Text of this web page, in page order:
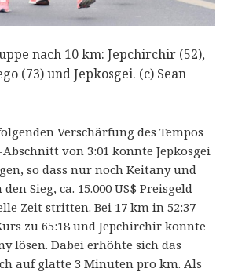
nach 10 km: Jepchirchir (52),
(73) und Jepkosgei. (c) Sean
Verschärfung des Tempos
von 3:01 konnte Jepkosgei
so dass nur noch Keitany und
Sieg, ca. 15.000 US$ Preisgeld
Zeit stritten. Bei 17 km in 52:37
zu 65:18 und Jepchirchir konnte
lösen. Dabei erhöhte sich das
auf glatte 3 Minuten pro km. Als